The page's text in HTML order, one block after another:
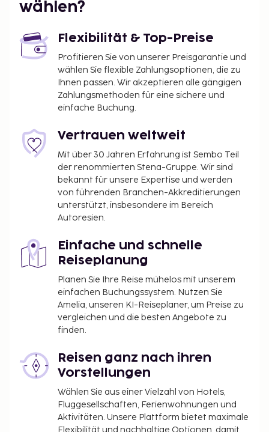
wählen?
Flexibilität & Top-Preise
Profitieren Sie von unserer Preisgarantie und
wählen Sie flexible Zahlungsoptionen, die zu
Ihnen passen. Wir akzeptieren alle gängigen
Zahlungsmethoden für eine sichere und
einfache Buchung.
Vertrauen weltweit
Mit über 30 Jahren Erfahrung ist Sembo Teil
der renommierten Stena-Gruppe. Wir sind
bekannt für unsere Expertise und werden
von führenden Branchen-Akkreditierungen
unterstützt, insbesondere im Bereich
Autoresien.
Einfache und schnelle
Reiseplanung
Planen Sie Ihre Reise mühelos mit unserem
einfachen Buchungssystem. Nutzen Sie
Amelia, unseren KI-Reiseplaner, um Preise zu
vergleichen und die besten Angebote zu
finden.
Reisen ganz nach ihren
Vorstellungen
Wählen Sie aus einer Vielzahl von Hotels,
Fluggesellschaften, Ferienwohnungen und
Aktivitäten. Unsere Plattform bietet maximale
Flexibilität und nachhaltige Optionen, damit